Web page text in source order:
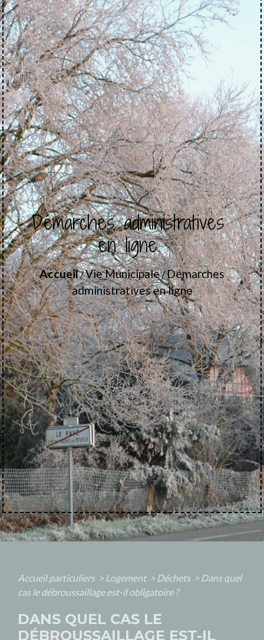
Démarches administratives
en ligne
Accueil/Vie Municipale/Démarches
administratives en ligne
Accueil particuliers > Logement > Déchets > Dans quel
cas le débroussaillage est-il obligatoire ?
DANS QUEL CAS LE
DÉBROUSSAILLAGE EST-IL